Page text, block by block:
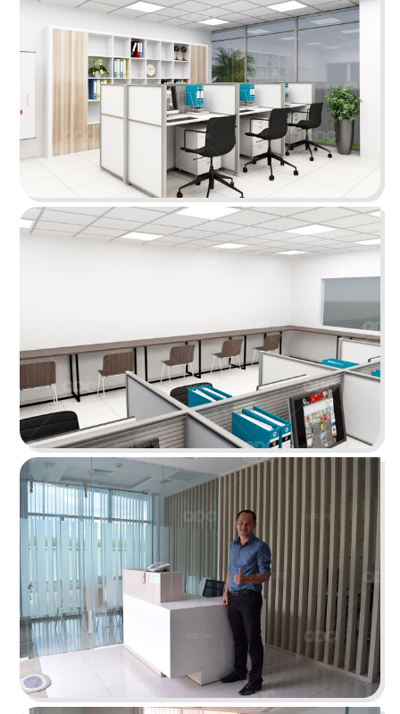
kiệm diện tích và mở ra một môi trường làm việc
thoáng đãng
Chi tiết
INCICO
Phong cách hiện đại, nội thất hướng đến sự đơn
giản và tinh gọn mang lại một môi trường làm
việc thoải mái
Chi tiết
ELMICH